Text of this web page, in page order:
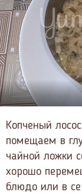
Копченый
помещаем в
чайной ложки
хорошо
блюдо или в